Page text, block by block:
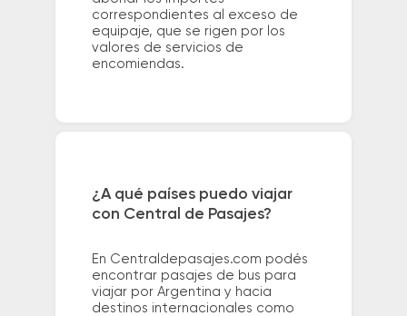
correspondientes al exceso de
equipaje, que se rigen por los
valores de servicios de
encomiendas.
¿A qué países puedo viajar
con Central de Pasajes?
En Centraldepasajes.com podés
encontrar pasajes de bus para
viajar por Argentina y hacia
destinos internacionales como